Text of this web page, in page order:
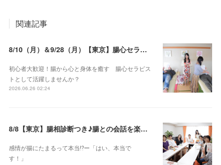
関連記事
8/10（月）＆9/28（月）【東京】腸心セラピスト養成コース《２日間コース》開講決定
初心者大歓迎！腸から心と身体を癒す 腸心セラピス
トとして活躍しませんか？
2026.06.26 02:24
8/8【東京】腸相診断つき♪腸との会話を楽しむ♡腸心セラピー♪お試し体験会
感情が腸にたまるって本当⁉️ー「はい、本当で
す！」